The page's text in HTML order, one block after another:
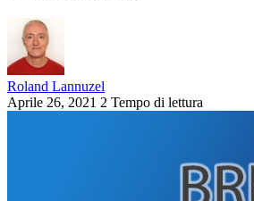
Roland Lannuzel
Aprile 26, 2021 2 Tempo di lettura